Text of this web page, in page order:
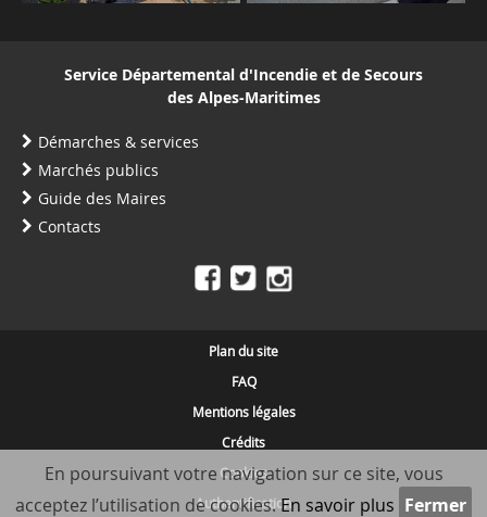
Service Départemental d'Incendie et de Secours
des Alpes-Maritimes
Démarches & services
Marchés publics
Guide des Maires
Contacts
Plan du site
FAQ
Mentions légales
Crédits
Cookies
Authentification
En poursuivant votre navigation sur ce site, vous
acceptez l’utilisation de cookies.En savoir plus